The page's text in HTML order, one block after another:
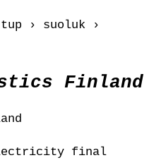
› suoluk ›
Finland
final